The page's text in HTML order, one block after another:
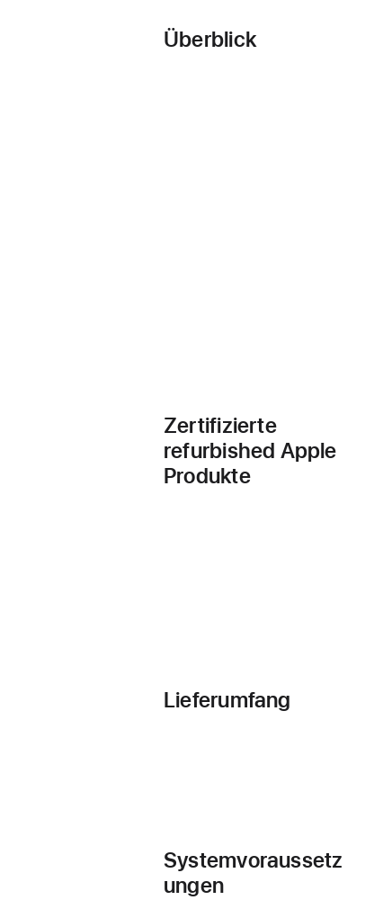
Überblick
Zertifizierte
refurbished Apple
Produkte
Lieferumfang
Systemvoraussetz
ungen